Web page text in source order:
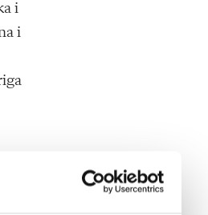
i
i